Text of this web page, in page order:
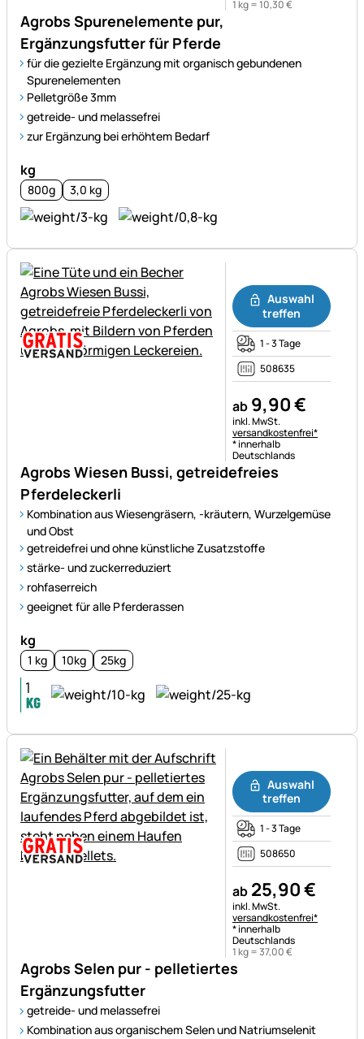
Agrobs Spurenelemente pur,
Ergänzungsfutter für Pferde
für die gezielte Ergänzung mit organisch gebundenen
Spurenelementen
Pelletgröße 3mm
getreide- und melassefrei
zur Ergänzung bei erhöhtem Bedarf
kg
800g 3,0 kg
1 kg =10,30€
Agrobs Wiesen Bussi, getreidefreies
Pferdeleckerli
Kombination aus Wiesengräsern, -kräutern, Wurzelgemüse
und Obst
getreidefrei und ohne künstliche Zusatzstoffe
stärke- und zuckerreduziert
rohfaserreich
geeignet für alle Pferderassen
kg
1 kg 10kg 25kg
Auswahl
treffen
1 - 3 Tage
508635
ab 9,90€
Steuerhinweis:
inkl. MwSt.
versandkostenfrei*
* innerhalb
Deutschlands
Agrobs Selen pur - pelletiertes
Ergänzungsfutter
getreide- und melassefrei
Kombination aus organischem Selen und Natriumselenit
Auswahl
treffen
1 - 3 Tage
508650
ab 25,90€
Steuerhinweis:
inkl. MwSt.
versandkostenfrei*
* innerhalb
Deutschlands
1 kg =37,00€